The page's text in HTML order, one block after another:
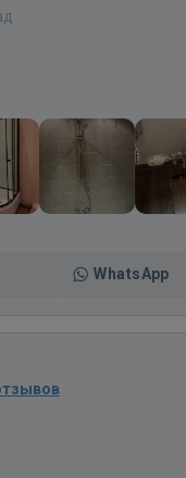
WhatsApp